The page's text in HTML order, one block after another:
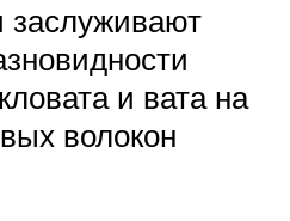
заслуживают
и вата на
волокон